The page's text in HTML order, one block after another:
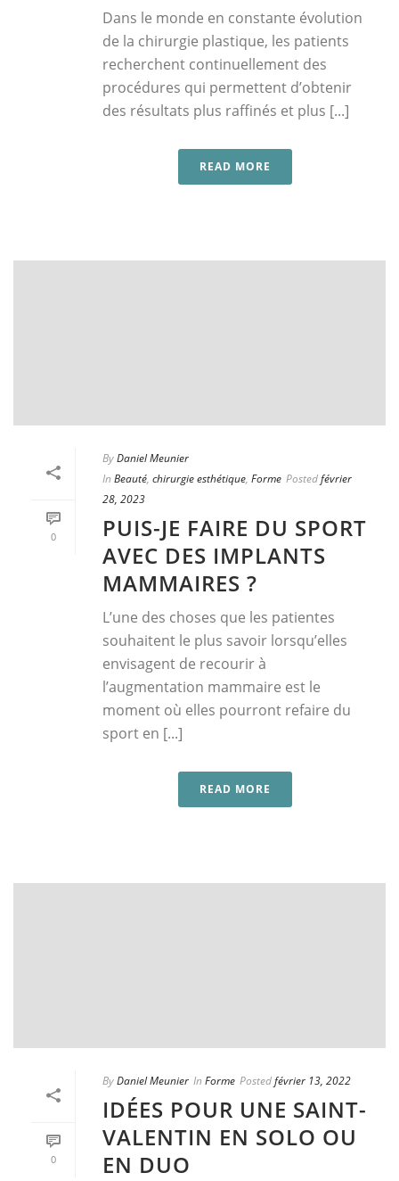
Dans le monde en constante évolution
de la chirurgie plastique, les patients
recherchent continuellement des
procédures qui permettent d’obtenir
des résultats plus raffinés et plus [...]
READ MORE
0
ByDaniel Meunier
In Beauté, chirurgie esthétique, Forme Postedfévrier
28, 2023
PUIS-JE FAIRE DU SPORT
AVEC DES IMPLANTS
MAMMAIRES ?
L’une des choses que les patientes
souhaitent le plus savoir lorsqu’elles
envisagent de recourir à
l’augmentation mammaire est le
moment où elles pourront refaire du
sport en [...]
READ MORE
0
ByDaniel Meunier In Forme Postedfévrier 13, 2022
IDÉES POUR UNE SAINT-
VALENTIN EN SOLO OU
EN DUO